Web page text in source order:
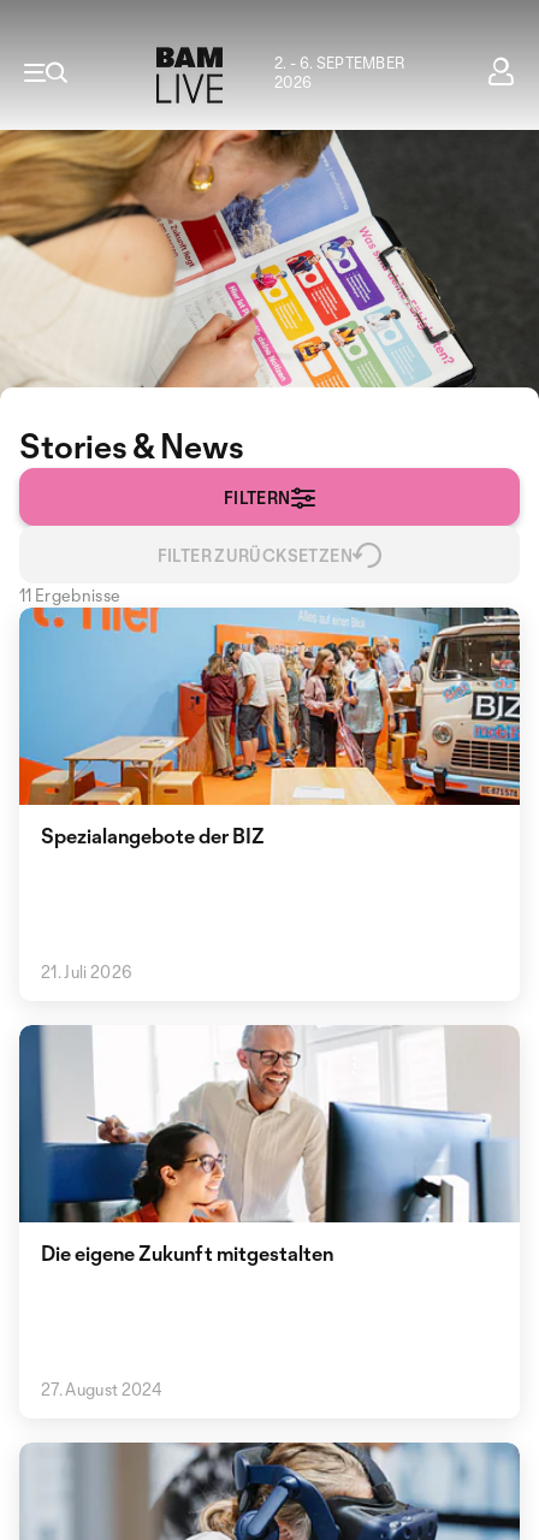
2. - 6. SEPTEMBER
2026
Stories & News
FILTERN
FILTER ZURÜCKSETZEN
11 Ergebnisse
Spezialangebote der BIZ
21. Juli 2026
Die eigene Zukunft mitgestalten
27. August 2024